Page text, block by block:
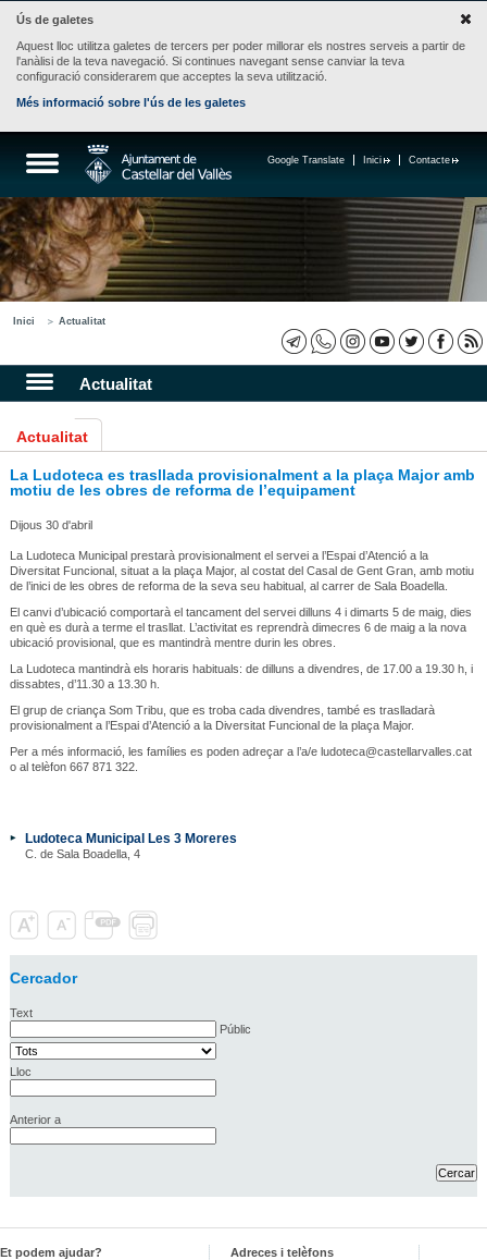
Ús de galetes
Aquest lloc utilitza galetes de tercers per poder millorar els nostres serveis a partir de
l'anàlisi de la teva navegació. Si continues navegant sense canviar la teva
configuració considerarem que acceptes la seva utilització.
Més informació sobre l'ús de les galetes
Contacte
Inici
Google Translate
Inici Actualitat
Actualitat
Actualitat
La Ludoteca es trasllada provisionalment a la plaça Major amb
motiu de les obres de reforma de l’equipament
Dijous 30 d'abril
La Ludoteca Municipal prestarà provisionalment el servei a l’Espai d’Atenció a la
Diversitat Funcional, situat a la plaça Major, al costat del Casal de Gent Gran, amb motiu
de l’inici de les obres de reforma de la seva seu habitual, al carrer de Sala Boadella.
El canvi d’ubicació comportarà el tancament del servei dilluns 4 i dimarts 5 de maig, dies
en què es durà a terme el trasllat. L’activitat es reprendrà dimecres 6 de maig a la nova
ubicació provisional, que es mantindrà mentre durin les obres.
La Ludoteca mantindrà els horaris habituals: de dilluns a divendres, de 17.00 a 19.30 h, i
dissabtes, d’11.30 a 13.30 h.
El grup de criança Som Tribu, que es troba cada divendres, també es traslladarà
provisionalment a l’Espai d’Atenció a la Diversitat Funcional de la plaça Major.
Per a més informació, les famílies es poden adreçar a l’a/e ludoteca@castellarvalles.cat
o al telèfon 667 871 322.
Ludoteca Municipal Les 3 Moreres
C. de Sala Boadella, 4
Cercador
Text
Públic
Lloc
Anterior a
Et podem ajudar?
Adreces i telèfons